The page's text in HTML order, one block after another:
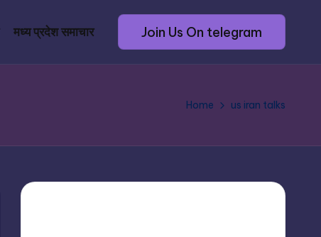
मध्य प्रदेश समाचार Join Us On telegram
Home us iran talks